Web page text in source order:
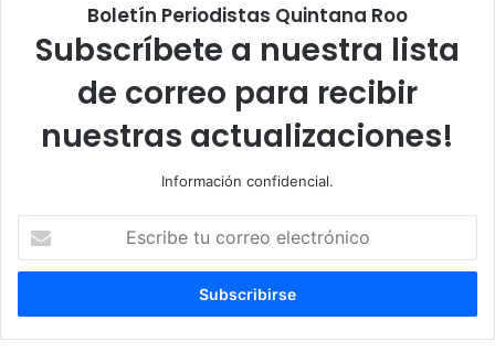
Boletín Periodistas Quintana Roo
Subscríbete a nuestra lista
de correo para recibir
nuestras actualizaciones!
Información confidencial.
correo